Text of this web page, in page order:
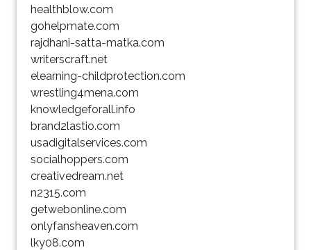
healthblow.com
gohelpmate.com
rajdhani-satta-matka.com
writerscraft.net
elearning-childprotection.com
wrestling4mena.com
knowledgeforall.info
brand2lastio.com
usadigitalservices.com
socialhoppers.com
creativedream.net
n2315.com
getwebonline.com
onlyfansheaven.com
lky08.com